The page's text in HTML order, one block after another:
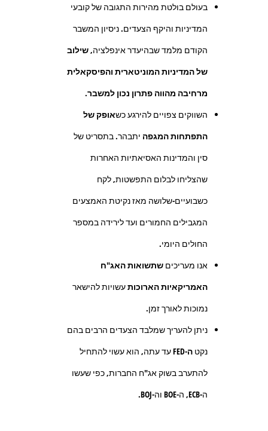
בעולם בולטת מהירות התגובה של קובעי
המדיניות והיקף הצעדים. ניסיון המשבר
הקודם מלמד שבהיעדר אינפלציה, שילוב
של המדיניות המוניטארית והפיסקאלית
מרחיבה מהווה פתרון נכון למשבר.
השווקים צפויים להירגע כשאופק של
התפתחות המגפה יתבהר. בתסריט של
סין והמדינות האסיאתיות האחרות
שהצליחו לבלום התפשטות, לקח
כשבועיים-שלושה מאז נקיטת האמצעים
המגבילים החמורים ועד לירידה במספר
החולים היומי.
אנו מעריכים שתשואות האג"ח
האמריקאיות הארוכותעשויות להישאר
נמוכות לאורך זמן.
ניתן להעריך שמלבד הצעדים הרבים בהם
נקט ה-FEDעד עתה, הוא עשוי להתחיל
להתערב בשוק אג"ח החברות, כפי שעשו
ה-ECB, ה-BOE וה-BOJ.